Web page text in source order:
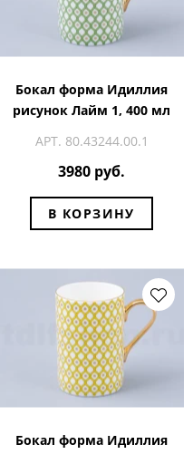
Бокал форма Идиллия
рисунок Лайм 1, 400 мл
АРТ. 80.43244.00.1
3980 руб.
В КОРЗИНУ
Бокал форма Идиллия